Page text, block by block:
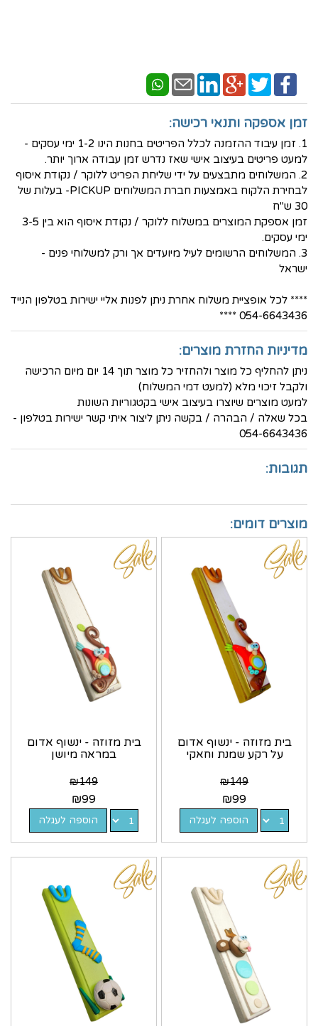
זמן אספקה ותנאי רכישה:
1. זמן עיבוד ההזמנה לכלל הפריטים בחנות הינו 1-2 ימי עסקים -
למעט פריטים בעיצוב אישי שאז נדרש זמן עבודה ארוך יותר.
2. המשלוחים מתבצעים על ידי שליחת הפריט ללוקר / נקודת איסוף
לבחירת הלקוח באמצעות חברת המשלוחים PICKUP- בעלות של
30 ש"ח
זמן אספקת המוצרים במשלוח ללוקר / נקודת איסוף הוא בין 3-5
ימי עסקים.
3. המשלוחים הרשומים לעיל מיועדים אך ורק למשלוחי פנים -
ישראל
**** לכל אופציית משלוח אחרת ניתן לפנות אליי ישירות בטלפון הנייד
054-6643436 ****
מדיניות החזרת מוצרים:
ניתן להחליף כל מוצר ולהחזיר כל מוצר תוך 14 יום מיום הרכישה
ולקבל זיכוי מלא (למעט דמי המשלוח)
למעט מוצרים שיוצרו בעיצוב אישי בקטגוריות השונות
בכל שאלה / הבהרה / בקשה ניתן ליצור איתי קשר ישירות בטלפון -
054-6643436
תגובות:
מוצרים דומים:
בית מזוזה - ינשוף אדום
על רקע שמנת וחאקי
₪149
₪99
הוספה לעגלה
בית מזוזה - ינשוף אדום
במראה מיושן
₪149
₪99
הוספה לעגלה